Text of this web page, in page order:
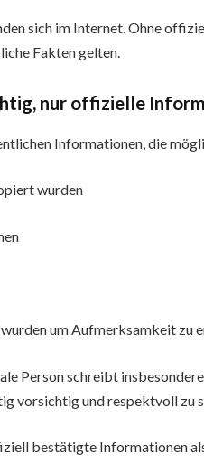
sich im Internet. Ohne
Fakten gelten.
nur offizielle
Informationen, die
wurden
um Aufmerksamkeit zu
Person schreibt
vorsichtig und respektvoll zu
bestätigte Informationen